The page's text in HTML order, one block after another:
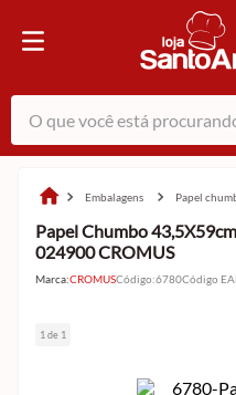
O que você está procurando?
embalagens papel
Papel Chumbo
024900 CROMUS
Marca:CROMUSCódigo:6780Código
1 de 1